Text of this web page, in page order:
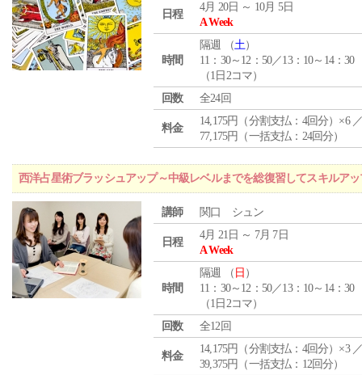
日程
4月 20日 ～ 10月 5日
A Week
時間
隔週 （土）
11：30～12：50／13：10～14：30
（1日2コマ）
回数
全24回
料金
14,175円（分割支払：4回分）×6
77,175円（一括支払：24回分）
西洋占星術ブラッシュアップ～中級レベルまでを総復習してスキルア
講師 関口 シュン
日程
4月 21日 ～ 7月 7日
A Week
時間
隔週 （ 日 ）
11：30～12：50／13：10～14：30
（1日2コマ）
回数
全12回
料金
14,175円（分割支払：4回分）×3
39,375円（一括支払：12回分）